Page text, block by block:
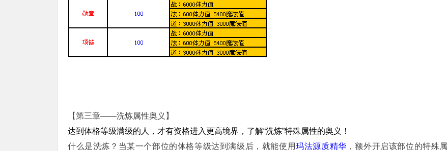
【第三章——洗炼属性奥义】
达到体格等级满级的人，才有资格进入更高境界，了解“洗炼”特殊属性的奥义！
什么是洗炼？当某一个部位的体格等级达到满级后，就能使用玛法源质精华 ，额外开启该部位的特殊属